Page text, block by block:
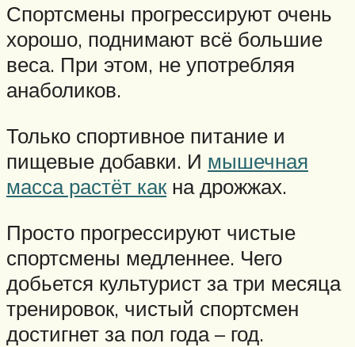
Спортсмены прогрессируют очень
хорошо, поднимают всё большие
веса. При этом, не употребляя
анаболиков.
Только спортивное питание и
пищевые добавки. И мышечная
масса растёт какна дрожжах.
Просто прогрессируют чистые
спортсмены медленнее. Чего
добьется культурист за три месяца
тренировок, чистый спортсмен
достигнет за пол года – год.